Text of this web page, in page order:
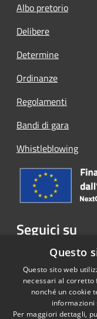
Albo pretorio
Delibere
Determine
Ordinanze
Regolamenti
Bandi di gara
Whistleblowing
Seguici su
Facebook
Questo
Questo sito web
necessari al corretto
nonché un cookie
informazioni
Per maggiori dettagli,